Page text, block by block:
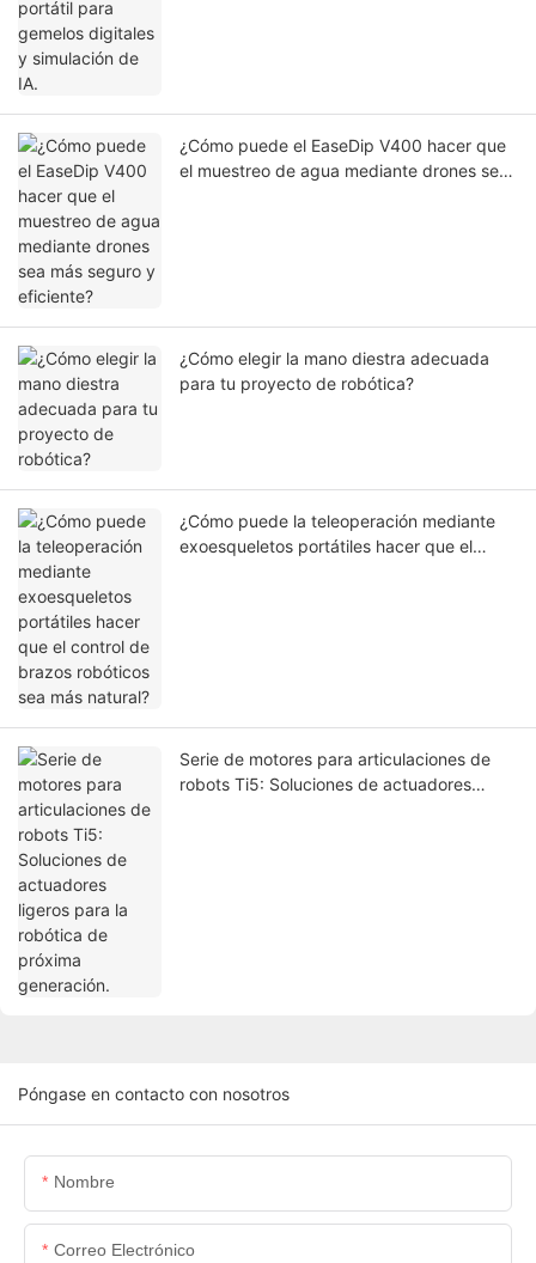
¿Cómo puede el EaseDip V400 hacer que
el muestreo de agua mediante drones sea
¿Cómo elegir la mano diestra adecuada
para tu proyecto de robótica?
¿Cómo puede la teleoperación mediante
exoesqueletos portátiles hacer que el
Serie de motores para articulaciones de
robots Ti5: Soluciones de actuadores
Póngase en contacto con nosotros
Nombre
Correo Electrónico